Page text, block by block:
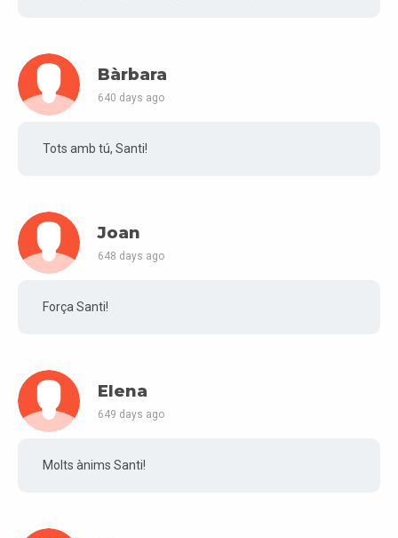
Bàrbara
640 days ago
Tots amb tú, Santi!
Joan
648 days ago
Força Santi!
Elena
649 days ago
Molts ànims Santi!